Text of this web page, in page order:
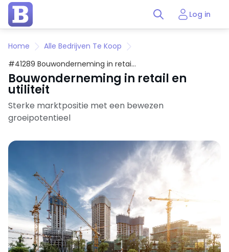
Log in
Home
Alle Bedrijven Te Koop
#41289 Bouwonderneming in retail
en utiliteit
Bouwonderneming in retail en
utiliteit
Sterke marktpositie met een bewezen
groeipotentieel